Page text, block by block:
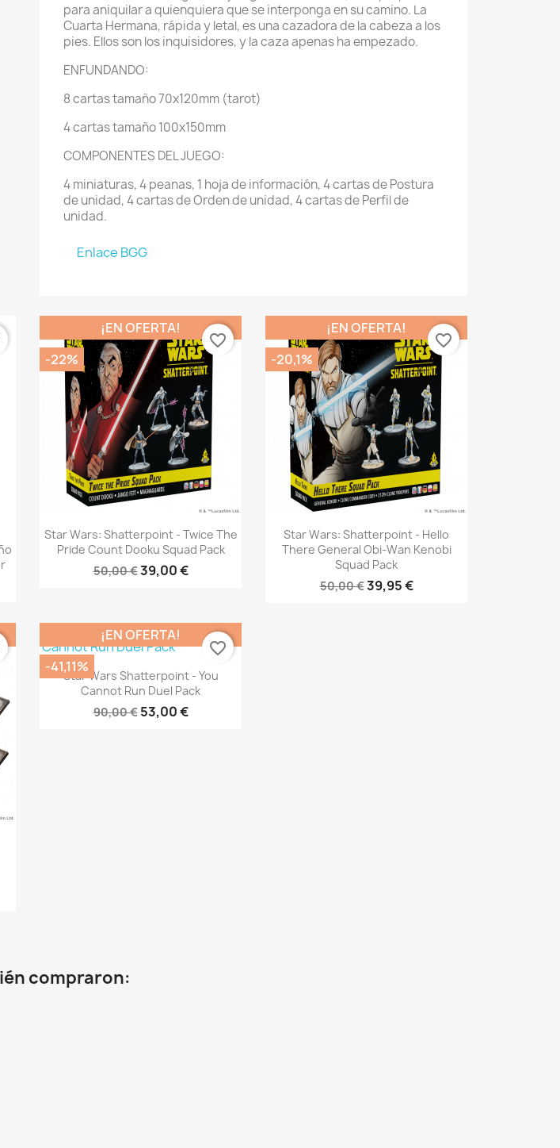
para aniquilar a quienquiera que se interponga en su camino. La
Cuarta Hermana, rápida y letal, es una cazadora de la cabeza a los
pies. Ellos son los inquisidores, y la caza apenas ha empezado.
ENFUNDANDO:
8 cartas tamaño 70x120mm (tarot)
4 cartas tamaño 100x150mm
COMPONENTES DEL JUEGO:
4 miniaturas, 4 peanas, 1 hoja de información, 4 cartas de Postura
de unidad, 4 cartas de Orden de unidad, 4 cartas de Perfil de
unidad.
Enlace BGG
Vista rápida
Star Wars: Shatterpoint - Twice The
Pride Count Dooku Squad Pack
50,00 €39,00 €
¡EN OFERTA!
-22%
favorite_border
Vista rápida
Star Wars: Shatterpoint - Hello
There General Obi-Wan Kenobi
Squad Pack
50,00 €39,95 €
¡EN OFERTA!
-20,1%
favorite_border
Vista rápida
Star Wars Shatterpoint - You
Cannot Run Duel Pack
90,00 € 53,00 €
¡EN OFERTA!
-41,11%
favorite_border
compraron: